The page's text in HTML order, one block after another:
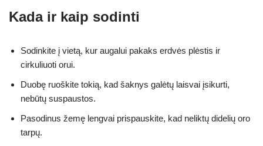
Kada ir kaip sodinti
Sodinkite į vietą, kur augalui pakaks erdvės plėstis ir
cirkuliuoti orui.
Duobę ruoškite tokią, kad šaknys galėtų laisvai įsikurti,
nebūtų suspaustos.
Pasodinus žemę lengvai prispauskite, kad neliktų didelių oro
tarpų.